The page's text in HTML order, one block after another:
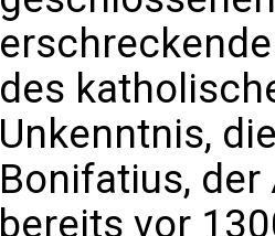
des
Unkenntnis,
Bonifatius,
bereits vor